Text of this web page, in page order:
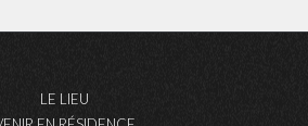
LE LIEU